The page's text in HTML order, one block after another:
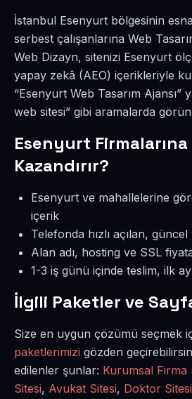
İstanbul Esenyurt bölgesinin
serbest çalışanlarına Web
Web Dizayn, sitenizi Esenyurt
yapay zekâ (AEO) içerikleriyle
“Esenyurt Web Tasarım Ajansı”
web sitesi” gibi aramalarda
Esenyurt Firmalarına
Kazandırır?
Esenyurt ve mahallelerine
içerik
Telefonda hızlı açılan,
Alan adı, hosting ve SSL
1-3 iş günü içinde teslim, ilk
İlgili Paketler ve
Size en uygun çözümü seçmek
paketlerimizi gözden
edilenler şunlar: Kurumsal Firma
Sitesi, Avukat Sitesi, Doktor Sitesi